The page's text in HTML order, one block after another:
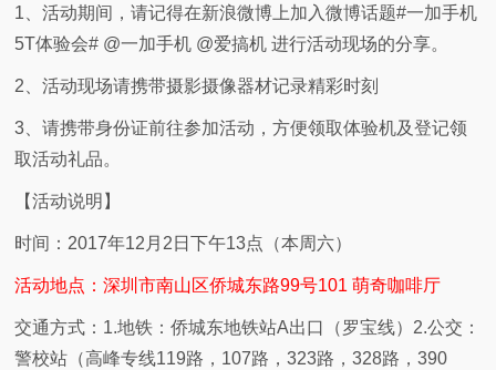
专
题
1、活动期间，请记得在新浪微博上加入微博话题#一加手机
5T体验会# @一加手机 @爱搞机 进行活动现场的分享。
2、活动现场请携带摄影摄像器材记录精彩时刻
3、请携带身份证前往参加活动，方便领取体验机及登记领
取活动礼品。
【活动说明】
时间：2017年12月2日下午13点（本周六）
活动地点：深圳市南山区侨城东路99号101 萌奇咖啡厅
交通方式：1.地铁：侨城东地铁站A出口（罗宝线）2.公交：
警校站（高峰专线119路，107路，323路，328路，390